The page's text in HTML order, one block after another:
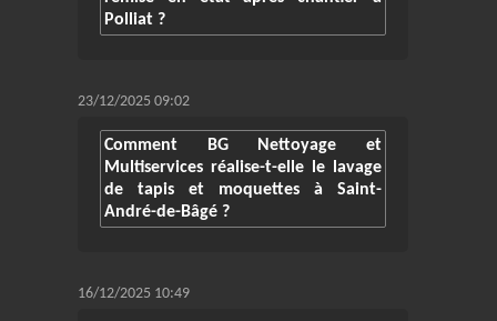
Polliat ?
23/12/2025 09:02
Comment BG Nettoyage et
Multiservices réalise-t-elle le lavage
de tapis et moquettes à Saint-
André-de-Bâgé ?
16/12/2025 10:49